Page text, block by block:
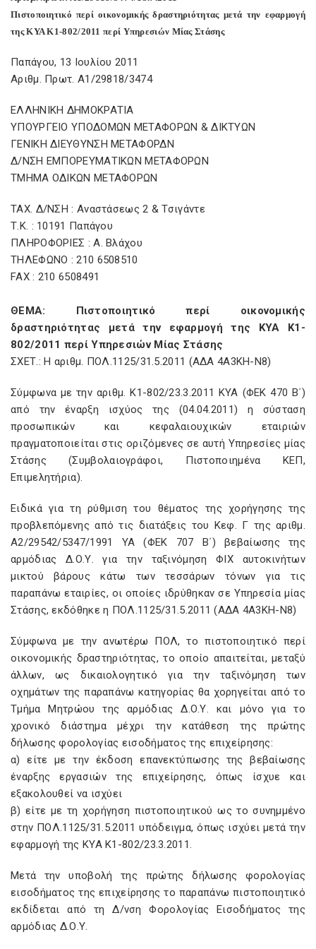
Πιστοποιητικό περί οικονομικής δραστηριότητας μετά την εφαρμογή
της ΚΥΑ Κ1-802/2011 περί Υπηρεσιών Μίας Στάσης
Παπάγου, 13 Ιουλίου 2011
Αριθμ. Πρωτ. A1/29818/3474
ΕΛΛΗΝΙΚΗ ΔΗΜΟΚΡΑΤΙΑ
ΥΠΟΥΡΓΕΙΟ ΥΠΟΔΟΜΩΝ ΜΕΤΑΦΟΡΩΝ & ΔΙΚΤΥΩΝ
ΓΕΝΙΚΗ ΔΙΕΥΘΥΝΣΗ ΜΕΤΑΦΟΡΔΝ
Δ/ΝΣΗ ΕΜΠΟΡΕΥΜΑΤΙΚΩΝ ΜΕΤΑΦΟΡΩΝ
ΤΜΗΜΑ ΟΔΙΚΩΝ ΜΕΤΑΦΟΡΩΝ
ΤΑΧ. Δ/ΝΣΗ : Αναστάσεως 2 & Τσιγάντε
Τ.Κ. : 10191 Παπάγου
ΠΛΗΡΟΦΟΡΙΕΣ : Α. Βλάχου
THΛΕΦΩΝΟ : 210 6508510
FAX : 210 6508491
ΘΕΜΑ: Πιστοποιητικό περί οικονομικής
δραστηριότητας μετά την εφαρμογή της ΚΥΑ Κ1-
802/2011 περί Υπηρεσιών Μίας Στάσης
ΣΧΕΤ.: Η αριθμ. ΠΟΛ.1125/31.5.2011 (ΑΔΑ 4Α3ΚΗ-Ν8)
Σύμφωνα με την αριθμ. K1-802/23.3.2011 ΚΥΑ (ΦΕΚ 470 Β΄)
από την έναρξη ισχύος της (04.04.2011) η σύσταση
προσωπικών και κεφαλαιουχικών εταιριών
πραγματοποιείται στις οριζόμενες σε αυτή Υπηρεσίες μίας
Στάσης (Συμβολαιογράφοι, Πιστοποιημένα ΚΕΠ,
Επιμελητήρια).
Ειδικά για τη ρύθμιση του θέματος της χορήγησης της
προβλεπόμενης από τις διατάξεις του Κεφ. Γ της αριθμ.
Α2/29542/5347/1991 ΥΑ (ΦΕΚ 707 Β΄) βεβαίωσης της
αρμόδιας Δ.Ο.Υ. για την ταξινόμηση ΦΙΧ αυτοκινήτων
μικτού βάρους κάτω των τεσσάρων τόνων για τις
παραπάνω εταιρίες, οι οποίες ιδρύθηκαν σε Υπηρεσία μίας
Στάσης, εκδόθηκε η ΠΟΛ.1125/31.5.2011 (ΑΔΑ 4Α3ΚΗ-Ν8)
Σύμφωνα με την ανωτέρω ΠΟΛ, το πιστοποιητικό περί
οικονομικής δραστηριότητας, το οποίο απαιτείται, μεταξύ
άλλων, ως δικαιολογητικό για την ταξινόμηση των
οχημάτων της παραπάνω κατηγορίας θα χορηγείται από το
Τμήμα Μητρώου της αρμόδιας Δ.Ο.Υ. και μόνο για το
χρονικό διάστημα μέχρι την κατάθεση της πρώτης
δήλωσης φορολογίας εισοδήματος της επιχείρησης:
α) είτε με την έκδοση επανεκτύπωσης της βεβαίωσης
έναρξης εργασιών της επιχείρησης, όπως ίσχυε και
εξακολουθεί να ισχύει
β) είτε με τη χορήγηση πιστοποιητικού ως το συνημμένο
στην ΠΟΛ.1125/31.5.2011 υπόδειγμα, όπως ισχύει μετά την
εφαρμογή της ΚΥΑ K1-802/23.3.2011.
Μετά την υποβολή της πρώτης δήλωσης φορολογίας
εισοδήματος της επιχείρησης το παραπάνω πιστοποιητικό
εκδίδεται από τη Δ/νση Φορολογίας Εισοδήματος της
αρμόδιας Δ.Ο.Υ.